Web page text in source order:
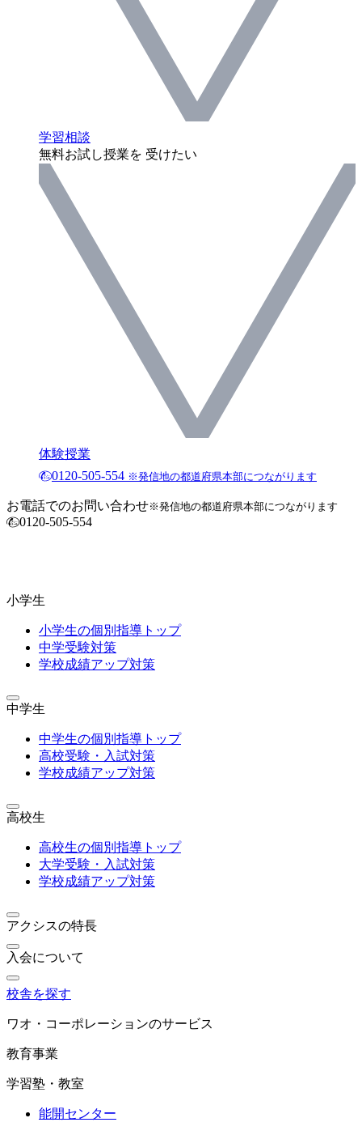
学習相談
無料お試し授業を 受けたい
体験授業
0120-505-554 ※発信地の都道府県本部につながります
お電話でのお問い合わせ※発信地の都道府県本部につながります
0120-505-554
小学生
小学生の個別指導トップ
中学受験対策
学校成績アップ対策
中学生
中学生の個別指導トップ
高校受験・入試対策
学校成績アップ対策
高校生
高校生の個別指導トップ
大学受験・入試対策
学校成績アップ対策
アクシスの特長
入会について
校舎を探す
ワオ・コーポレーションのサービス
教育事業
学習塾・教室
能開センター